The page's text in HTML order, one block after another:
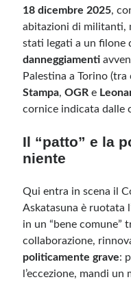
18 dicembre 2025,
abitazioni di militanti,
stati legati a un filone
danneggiamenti
Palestina a Torino
Stampa,OGR e
cornice indicata dalle
Il “patto” e la
niente
Qui entra in scena il
Askatasuna è ruotata
in un “bene comune”
collaborazione,
politicamente grave:
l’eccezione, mandi